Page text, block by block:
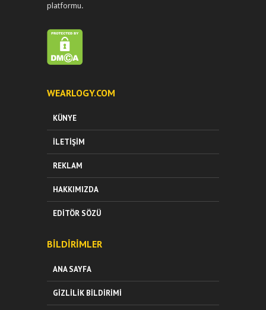
platformu.
WEARLOGY.COM
KÜNYE
İLETIŞIM
REKLAM
HAKKIMIZDA
EDITÖR SÖZÜ
BILDIRIMLER
ANA SAYFA
GIZLILIK BILDIRIMI